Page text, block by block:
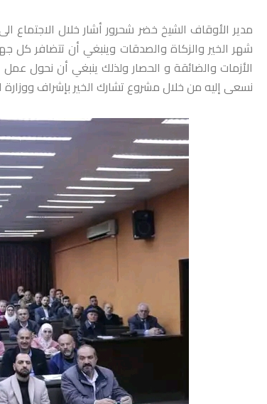
مدير الأوقاف الشيخ خضر شحرور أشار خلال
شهر الخير والزكاة والصدقات وينبغي أن تتضافر كل
الأزمات والضائقة و الحصار ولذلك ينبغي أن نحول
نسعى إليه من خلال مشروع تشارك الخير بإشراف